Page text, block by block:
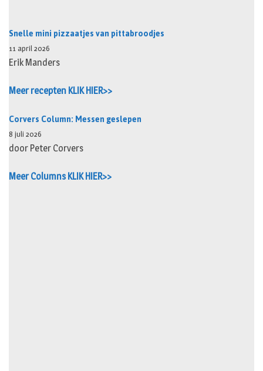
Snelle mini pizzaatjes van pittabroodjes
11 april 2026
Erik Manders
Meer recepten KLIK HIER>>
Corvers Column: Messen geslepen
8 juli 2026
door Peter Corvers
Meer Columns KLIK HIER>>